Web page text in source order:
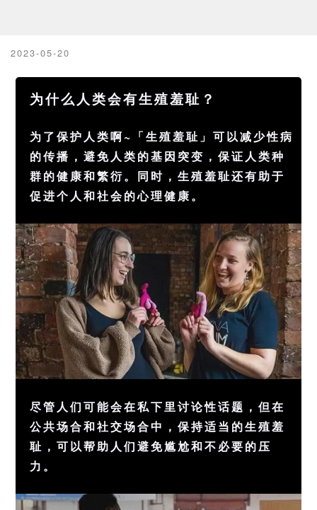
2023-05-20
为什么人类会有生殖羞耻？
为了保护 人类啊~「生殖羞耻」可以减少性病
的传播，避免人类的基因 突变，保证人类种
群的健康和繁衍。同时，生殖羞耻还有助于
促进个人和社会的心理健康。
尽管人们可能会在私下里讨论性话题，但在
公共场合和社交场合中，保持适当的生殖羞
耻，可以帮助人们避免尴尬和不必要的压
力 。